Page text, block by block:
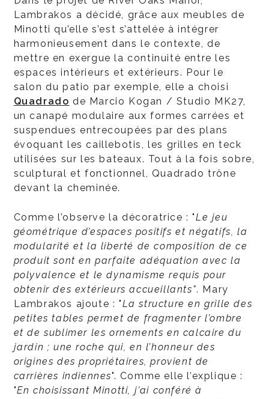
Lambrakos a décidé, grâce aux meubles de
Minotti qu’elle s’est s’attelée à intégrer
harmonieusement dans le contexte, de
mettre en exergue la continuité entre les
espaces intérieurs et extérieurs. Pour le
salon du patio par exemple, elle a choisi
Quadrado de Marcio Kogan / Studio MK27,
un canapé modulaire aux formes carrées et
suspendues entrecoupées par des plans
évoquant les caillebotis, les grilles en teck
utilisées sur les bateaux. Tout à la fois sobre,
sculptural et fonctionnel, Quadrado trône
devant la cheminée.
Comme l’observe la décoratrice : "Le jeu
géométrique d’espaces positifs et négatifs, la
modularité et la liberté de composition de ce
produit sont en parfaite adéquation avec la
polyvalence et le dynamisme requis pour
obtenir des extérieurs accueillants". Mary
Lambrakos ajoute : "La structure en grille des
petites tables permet de fragmenter l’ombre
et de sublimer les ornements en calcaire du
jardin ; une roche qui, en l’honneur des
origines des propriétaires, provient de
carrières indiennes". Comme elle l’explique :
"En choisissant Minotti, j’ai conféré à